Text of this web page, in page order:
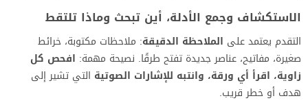
الاستكشاف وجمع الأدلة، أين تبحث وماذا تلتقط
التقدم يعتمد على الملاحظة الدقيقة: ملاحظات مكتوبة، خرائط
صغيرة، مفاتيح، عناصر جديدة تفتح طرقًا. نصيحة مهمة: افحص كل
زاوية، اقرأ أي ورقة، وانتبه للإشارات الصوتية التي تشير إلى
هدف أو خطر قريب.